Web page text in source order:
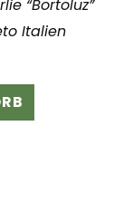
“Bortoluz”
Italien